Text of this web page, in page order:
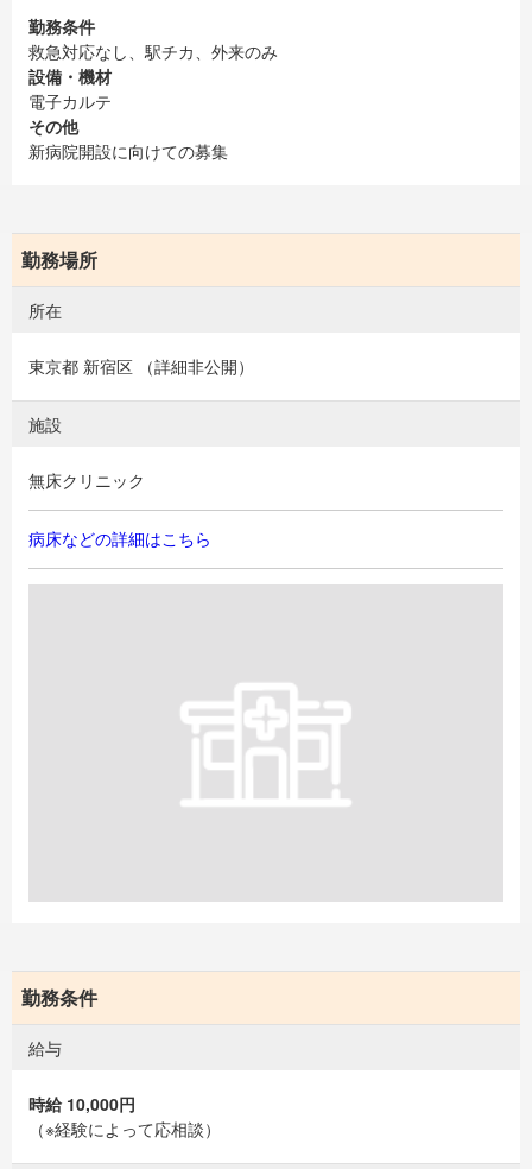
勤務条件
救急対応なし、駅チカ、外来のみ
設備・機材
電子カルテ
その他
新病院開設に向けての募集
勤務場所
所在
東京都 新宿区 （詳細非公開）
施設
無床クリニック
病床などの詳細はこちら
勤務条件
給与
時給 10,000円
（※経験によって応相談）